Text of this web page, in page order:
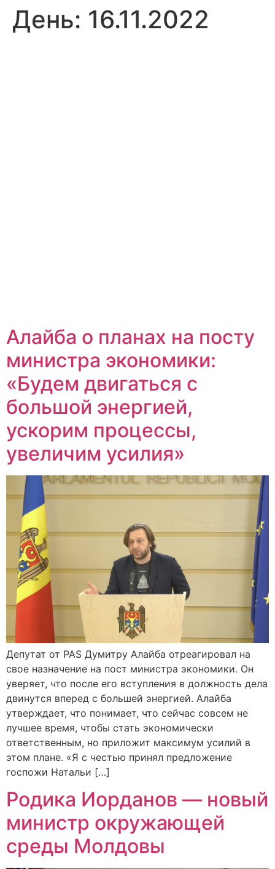
День: 16.11.2022
Алайба о планах на посту
министра экономики:
«Будем двигаться с
большой энергией,
ускорим процессы,
увеличим усилия»
Депутат от PAS Думитру Алайба отреагировал на
свое назначение на пост министра экономики. Он
уверяет, что после его вступления в должность дела
двинутся вперед с большей энергией. Алайба
утверждает, что понимает, что сейчас совсем не
лучшее время, чтобы стать экономически
ответственным, но приложит максимум усилий в
этом плане. «Я с честью принял предложение
госпожи Натальи […]
Родика Иорданов — новый
министр окружающей
среды Молдовы